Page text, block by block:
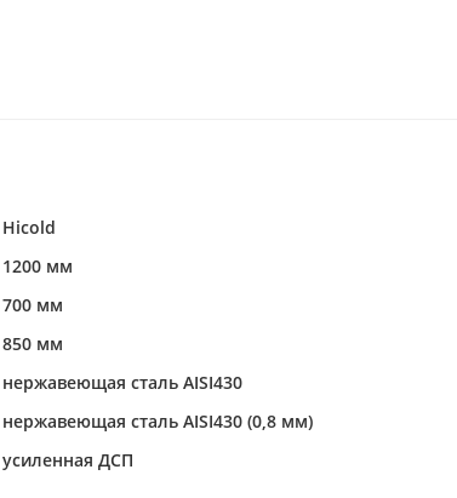
Hicold
1200 мм
700 мм
850 мм
нержавеющая сталь AISI430
нержавеющая сталь AISI430 (0,8 мм)
усиленная ДСП